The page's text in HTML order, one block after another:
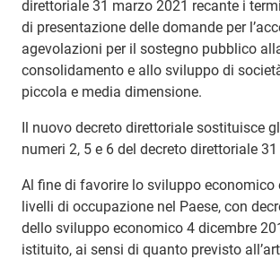
direttoriale 31 marzo 2021 recante i
di presentazione delle domande per
agevolazioni per il sostegno pubblico
consolidamento e allo sviluppo di
piccola e media dimensione.
Il nuovo decreto direttoriale sostituisce
numeri 2, 5 e 6 del decreto direttoriale
Al fine di favorire lo sviluppo economico
livelli di occupazione nel Paese, con
dello sviluppo economico 4 dicembre
istituito, ai sensi di quanto previsto